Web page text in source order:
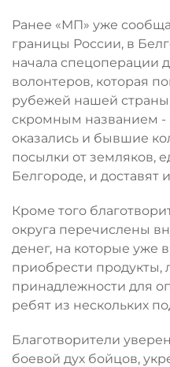
Ранее «МП» уже
границы России, в
начала спецоперации
волонтеров, которая
рубежей нашей
скромным названием -
оказались и бывшие
посылки от земляков,
Белгороде, и доставят
Кроме того
округа перечислены
денег, на которые уже
приобрести продукты,
принадлежности для
ребят из нескольких
Благотворители
боевой дух бойцов,